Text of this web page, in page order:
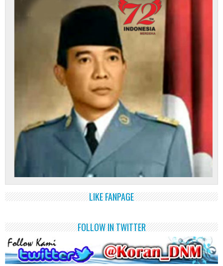
LIKE FANPAGE
FOLLOW IN TWITTER